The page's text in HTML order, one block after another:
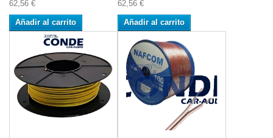
62,56 €
Añadir al carrito
62,56 €
Añadir al carrito